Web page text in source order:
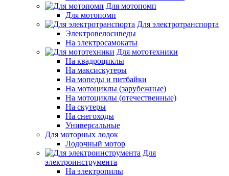
Для мотопомп
Для мотопомп
Для электротранспорта
Электровелосиведы
На электросамокаты
Для мототехники
На квадроциклы
На максискутеры
На мопеды и питбайки
На мотоциклы (зарубежные)
На мотоциклы (отечественные)
На скутеры
На снегоходы
Универсальные
Для моторных лодок
Лодочный мотор
Для
электроинструмента
На электропилы